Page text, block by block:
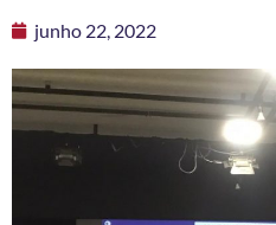
junho 22, 2022